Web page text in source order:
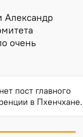
очень
пост главного
в Пхенчхане.